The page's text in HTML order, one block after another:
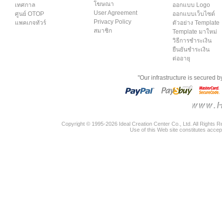
เทศกาล
ศูนย์ OTOP
แพคเกจทัวร์
โฆษณา
User Agreement
Privacy Policy
สมาชิก
ออกแบบ Logo
ออกแบบเว็บไซต์
ตัวอย่าง Template
Template มาใหม่
วิธีการชำระเงิน
ยืนยันชำระเงิน
ต่ออายุ
"Our infrastructure is secured
Copyright © 1995-2026 Ideal Creation Center Co., Ltd. All Rights
Use of this Web site constitutes